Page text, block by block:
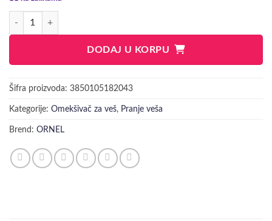
ORNEL BABY&SENSITIVE OMEKŠIVAČ 1.6L količina
DODAJ U KORPU
Šifra proizvoda: 3850105182043
Kategorije: Omekšivač za veš, Pranje veša
Brend: ORNEL